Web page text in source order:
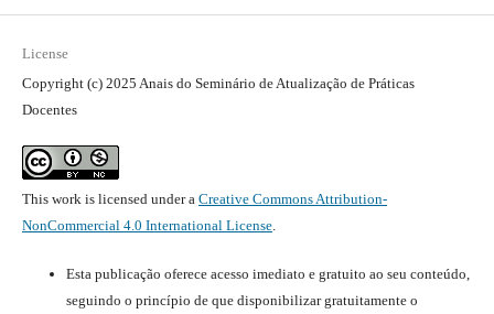
License
Copyright (c) 2025 Anais do Seminário de Atualização de Práticas
Docentes
This work is licensed under a Creative Commons Attribution-
NonCommercial 4.0 International License.
Esta publicação oferece acesso imediato e gratuito ao seu conteúdo,
seguindo o princípio de que disponibilizar gratuitamente o